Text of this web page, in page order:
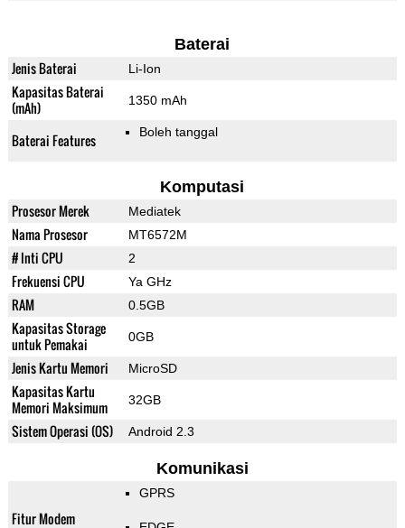
Baterai
Jenis Baterai Li-Ion
Kapasitas Baterai
(mAh)
1350 mAh
Baterai Features Boleh tanggal
Komputasi
Prosesor Merek Mediatek
Nama Prosesor MT6572M
# Inti CPU 2
Frekuensi CPU Ya GHz
RAM 0.5GB
Kapasitas Storage
untuk Pemakai
0GB
Jenis Kartu Memori MicroSD
Kapasitas Kartu
Memori Maksimum
32GB
Sistem Operasi (OS) Android 2.3
Komunikasi
Fitur Modem
GPRS